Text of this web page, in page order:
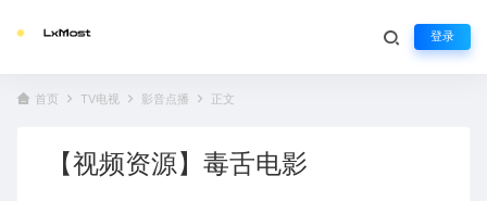
登录
首页 TV电视 影音点播 正文
【视频资源】毒舌电影